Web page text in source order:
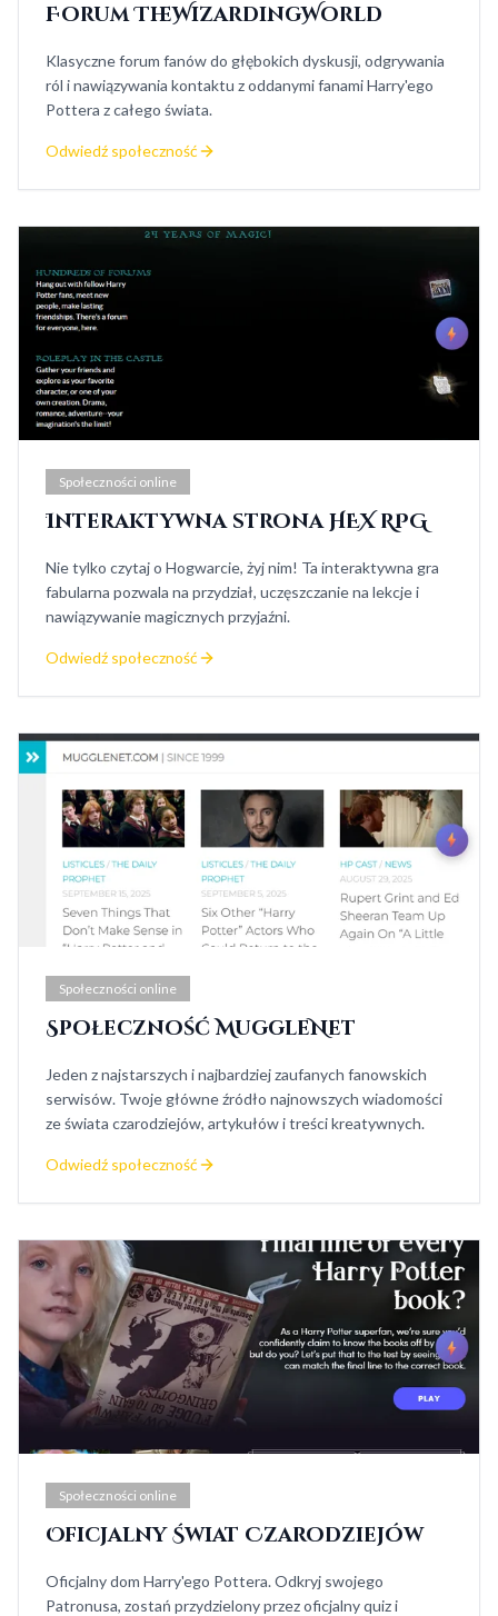
Forum TheWizardingWorld
Klasyczne forum fanów do głębokich dyskusji, odgrywania
ról i nawiązywania kontaktu z oddanymi fanami Harry'ego
Pottera z całego świata.
Odwiedź społeczność
Społeczności online
Interaktywna strona HEX RPG
Nie tylko czytaj o Hogwarcie, żyj nim! Ta interaktywna gra
fabularna pozwala na przydział, uczęszczanie na lekcje i
nawiązywanie magicznych przyjaźni.
Odwiedź społeczność
Społeczności online
Społeczność MuggleNet
Jeden z najstarszych i najbardziej zaufanych fanowskich
serwisów. Twoje główne źródło najnowszych wiadomości
ze świata czarodziejów, artykułów i treści kreatywnych.
Odwiedź społeczność
Społeczności online
Oficjalny Świat Czarodziejów
Oficjalny dom Harry'ego Pottera. Odkryj swojego
Patronusa, zostań przydzielony przez oficjalny quiz i